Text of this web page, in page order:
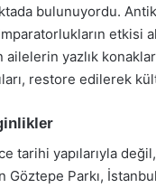
bulunuyordu.
etkisi
yazlık
restore edilerek
tarihi yapılarıyla
Göztepe Parkı,